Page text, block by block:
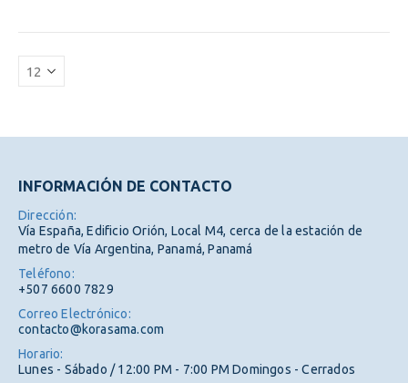
INFORMACIÓN DE CONTACTO
Dirección:
Vía España, Edificio Orión, Local M4, cerca de la estación de
metro de Vía Argentina, Panamá, Panamá
Teléfono:
+507 6600 7829
Correo Electrónico:
contacto@korasama.com
Horario:
Lunes - Sábado / 12:00 PM - 7:00 PM Domingos - Cerrados